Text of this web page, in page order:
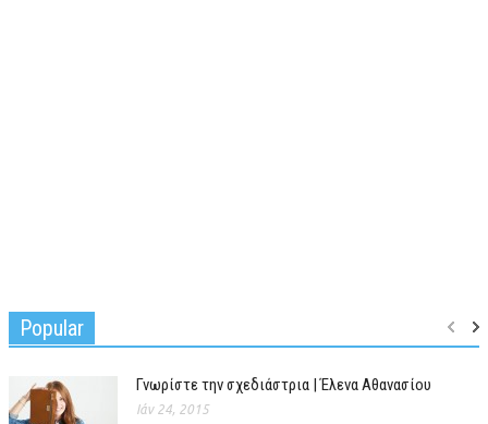
Popular
Γνωρίστε την σχεδιάστρια | Έλενα Αθανασίου
Ιάν 24, 2015